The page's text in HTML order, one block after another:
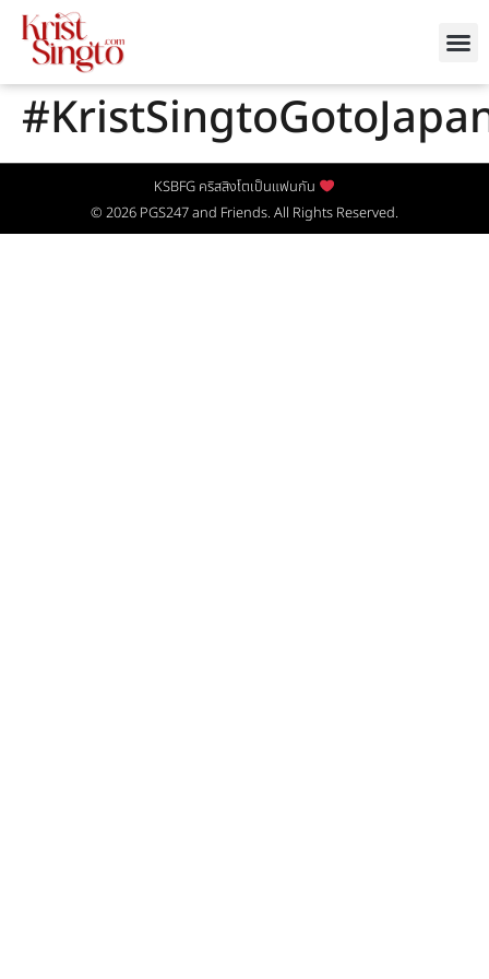
KSBFG คริสสิงโตเป็นแฟนกัน
© 2026 PGS247and Friends. All Rights Reserved.